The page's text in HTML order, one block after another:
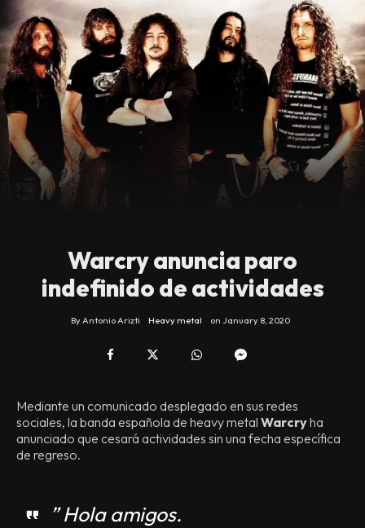
Warcry anuncia paro
indefinido de actividades
ByAntonio Arizti Heavy metal on January 8, 2020
Mediante un comunicado desplegado en sus redes
sociales, la banda española de heavy metal Warcryha
anunciado que cesará actividades sin una fecha específica
de regreso.
” Hola amigos.